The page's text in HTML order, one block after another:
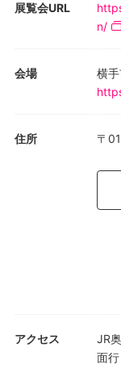
展覧会URL
n/
会場
横
住所 〒
アクセス
JR
面